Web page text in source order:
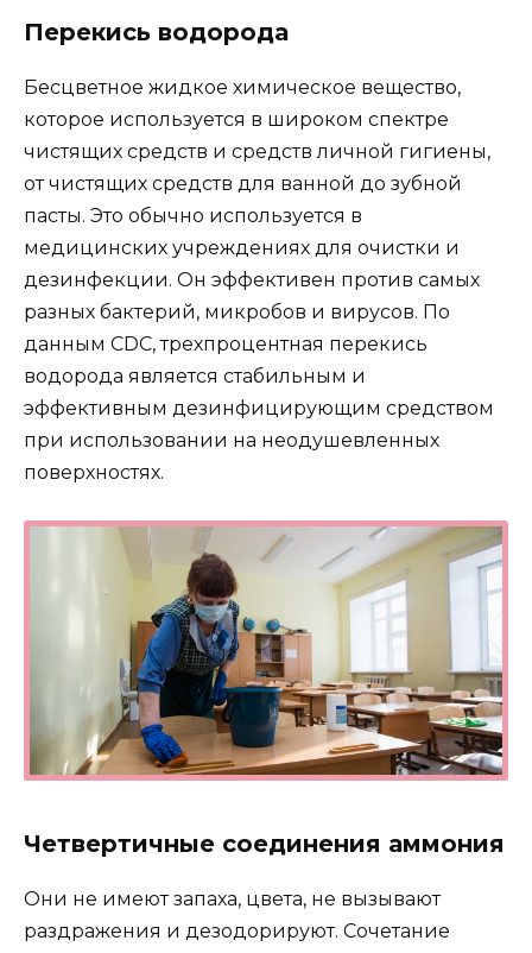
Перекись водорода
Бесцветное жидкое химическое вещество,
которое используется в широком спектре
чистящих средств и средств личной гигиены,
от чистящих средств для ванной до зубной
пасты. Это обычно используется в
медицинских учреждениях для очистки и
дезинфекции. Он эффективен против самых
разных бактерий, микробов и вирусов. По
данным CDC, трехпроцентная перекись
водорода является стабильным и
эффективным дезинфицирующим средством
при использовании на неодушевленных
поверхностях.
Четвертичные соединения аммония
Они не имеют запаха, цвета, не вызывают
раздражения и дезодорируют. Сочетание